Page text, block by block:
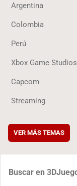
Argentina
Colombia
Perú
Xbox Game Studios
Capcom
Streaming
VER MÁS TEMAS